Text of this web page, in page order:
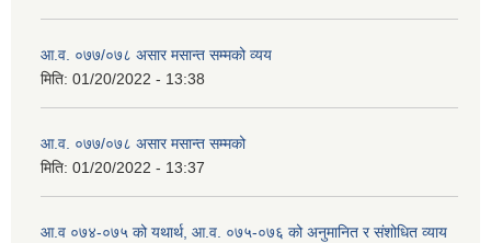
आ.व. ०७७/०७८ असार मसान्त सम्मको व्यय
मिति: 01/20/2022 - 13:38
आ.व. ०७७/०७८ असार मसान्त सम्मको
मिति: 01/20/2022 - 13:37
आ.व ०७४-०७५ को यथार्थ, आ.व. ०७५-०७६ को अनुमानित र संशोधित व्याय